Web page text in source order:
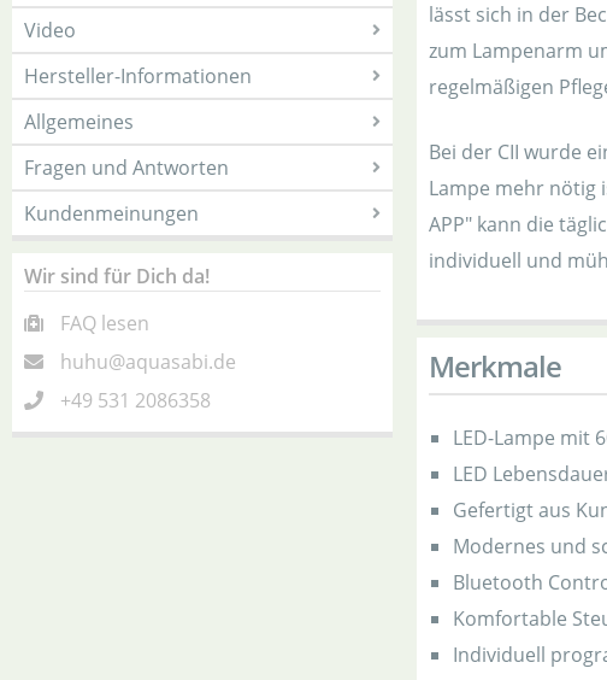
Video
Hersteller-Informationen
Allgemeines
Fragen und Antworten
Kundenmeinungen
Wir sind für Dich da!
FAQ lesen
huhu@aquasabi.de
+49 531 2086358
lässt sich in der
zum Lampenarm
regelmäßigen
Bei der CII wurde
Lampe mehr nötig
APP" kann die
individuell und
Merkmale
LED-Lampe mit
LED
Gefertigt aus
Modernes und
Bluetooth
Komfortable
Individuell